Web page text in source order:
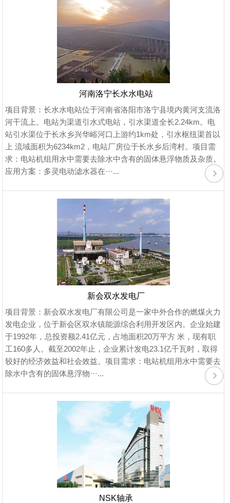
河南洛宁长水水电站
项目背景：长水水电站位于河南省洛阳市洛宁县境内黄河支流洛
河干流上。电站为渠道引水式电站，引水渠道全长2.24km。电
站引水渠位于长水乡兴华峪河口上游约1km处，引水枢纽渠首以
上 流域面积为6234km2，电站厂房位于长水乡后湾村。项目需
求：电站机组用水中需要去除水中含有的固体悬浮物质及杂质。
应用方案：多灵电动滤水器在···...
新会双水发电厂
项目背景：新会双水发电厂有限公司是一家中外合作的燃煤火力
发电企业，位于新会区双水镇能源综合利用开发区内。企业始建
于1992年，总投资额2.41亿元，占地面积20万平方 米，现有职
工160多人。截至2002年止，企业累计发电23.1亿千瓦时，取得
较好的经济效益和社会效益。项目需求：电站机组用水中需要去
除水中含有的固体悬浮物···...
NSK轴承